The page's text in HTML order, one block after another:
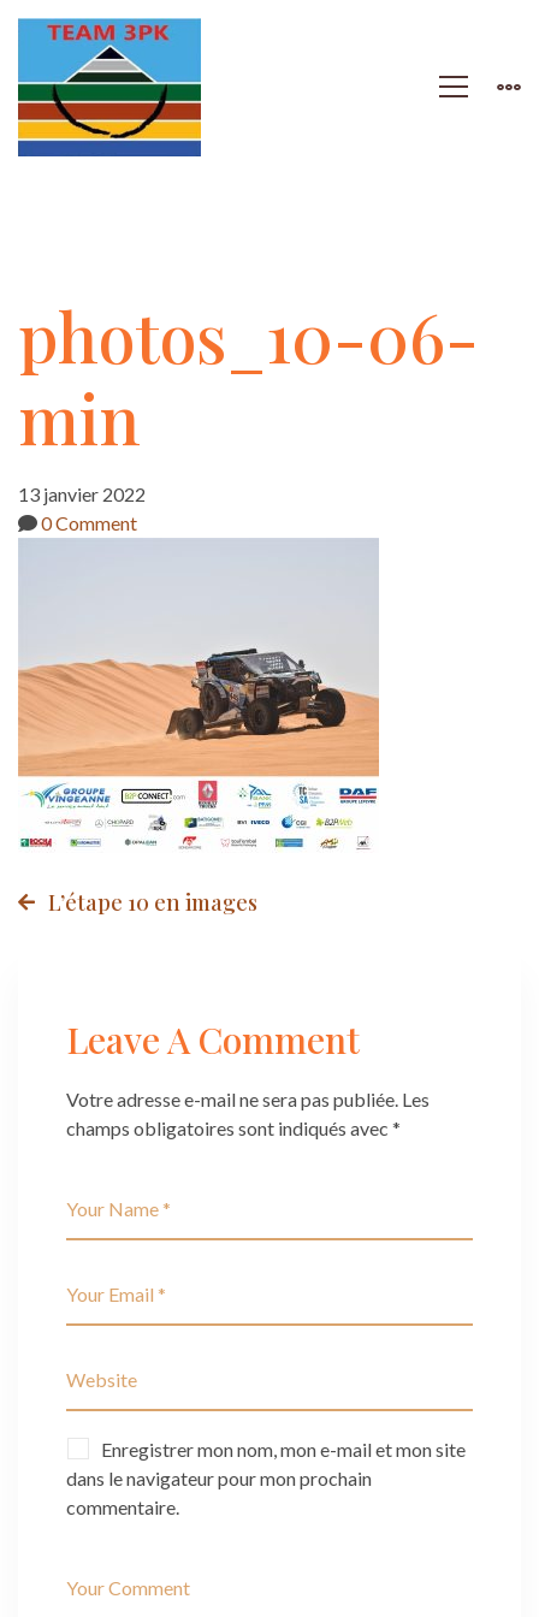
photos_10-
06-
min
photos_10-06-
min
13 janvier 2022
0 Comment
Post
L’étape 10 en images
Leave A Comment
Votre adresse e-mail ne sera pas publiée. Les
champs obligatoires sont indiqués avec *
Enregistrer mon nom, mon e-mail et mon site
dans le navigateur pour mon prochain
commentaire.